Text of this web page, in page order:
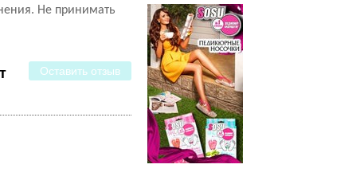
Не принимать
Оставить отзыв